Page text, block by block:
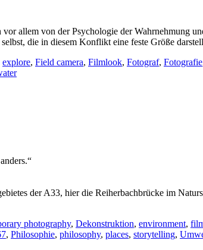
allem von der Psychologie der Wahrnehmung
die in diesem Konflikt eine feste Größe
explore, Field camera, Filmlook, Fotograf, Fotografie
der A33, hier die Reiherbachbrücke im
photography, Dekonstruktion, environment,
, Philosophie, philosophy, places, storytelling,